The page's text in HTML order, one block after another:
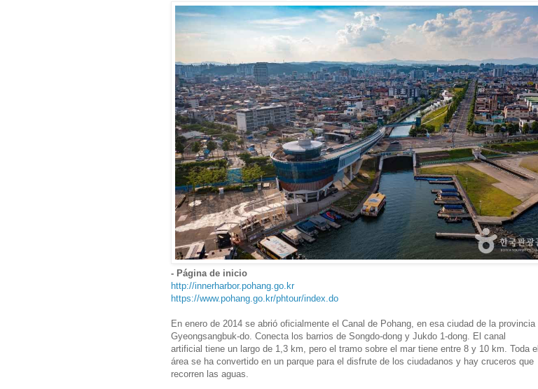
- Página de inicio
http://innerharbor.pohang.go.kr
https://www.pohang.go.kr/phtour/index.do
En enero de 2014 se abrió oficialmente el Canal de Pohang, en esa ciudad de la provincia
Gyeongsangbuk-do. Conecta los barrios de Songdo-dong y Jukdo 1-dong. El canal
artificial tiene un largo de 1,3 km, pero el tramo sobre el mar tiene entre 8 y 10 km. Toda el
área se ha convertido en un parque para el disfrute de los ciudadanos y hay cruceros que
recorren las aguas.